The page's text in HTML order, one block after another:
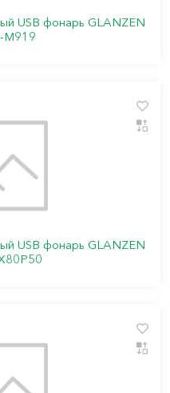
USB фонарь GLANZEN
M919
USB фонарь GLANZEN